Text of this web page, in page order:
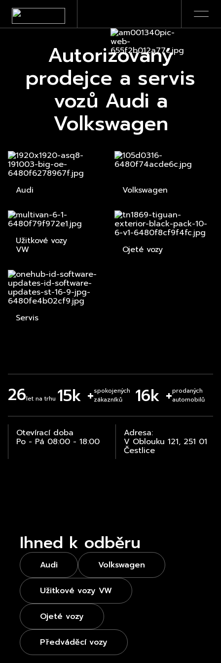
Autorizovaný
prodejce a servis
vozů Audi a
Volkswagen
Audi Volkswagen
Užitkové vozy
VW Ojeté vozy
Servis
26let na trhu 15k +spokojených
zákazníků
16k +prodaných
automobilů
Otevírací doba
Po - Pá 08:00 - 18:00
Adresa:
V Oblouku 121, 251 01
Čestlice
Ihned k odběru
Audi Volkswagen
Užitkové vozy VW
Ojeté vozy
Předváděcí vozy